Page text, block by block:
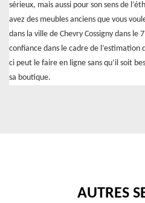
sérieux, mais aussi pour son sens de
avez des meubles anciens que vous
dans la ville de Chevry Cossigny dans le
confiance dans le cadre de l’estimation
ci peut le faire en ligne sans qu’il soit
sa boutique.
AUTRES